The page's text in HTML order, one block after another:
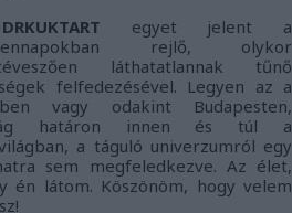
DRKUKTART egyet jelent a
rejlő, olykor
láthatatlannak tűnő
felfedezésével. Legyen az a
vagy odakint Budapesten,
határon innen és túl a
a táguló univerzumról egy
sem megfeledkezve. Az élet,
én látom. Köszönöm, hogy velem